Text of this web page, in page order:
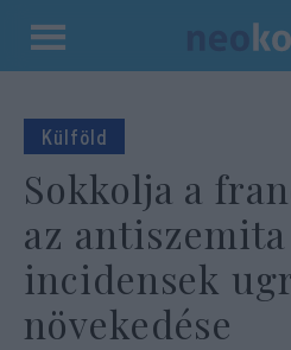
Kilépés
tartalomba
Külföld
Sokkolja a
az antiszemita
incidensek
növekedése